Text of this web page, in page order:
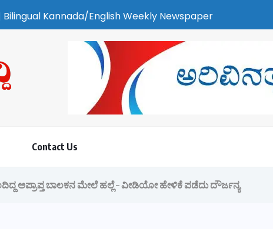
English Weekly Newspaper | ಕರಾವಳಿ ಸುದ್ದಿ - ಅರವಿನತ್ತ ನಮ್ಮ ಚಿತ್ತ
Contact Us
ಅಪ್ರಾಪ್ತ ಬಾಲಕನ ಮೇಲೆ ಹಲ್ಲೆ – ವೀಡಿಯೋ ಹೇಳಿಕೆ ಪಡೆದು ದೌರ್ಜನ್ಯ